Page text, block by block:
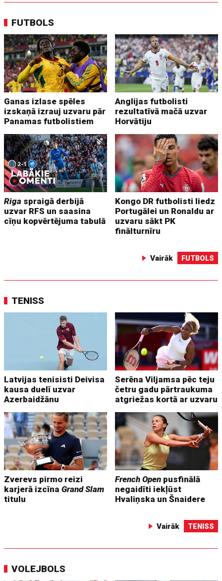
FUTBOLS
Ganas izlase spēles
izskaņā izrauj uzvaru pār
Panamas futbolistiem
Anglijas futbolisti
rezultatīvā mačā uzvar
Horvātiju
Riga spraigā derbijā
uzvar RFS un saasina
cīņu kopvērtējuma tabulā
Kongo DR futbolisti liedz
Portugālei un Ronaldu ar
uzvaru sākt PK
finālturnīru
Vairāk FUTBOLS
TENISS
Latvijas tenisisti Deivisa
kausa duelī uzvar
Azerbaidžānu
Serēna Viljamsa pēc teju
četru gadu pārtraukuma
atgriežas kortā ar uzvaru
Zverevs pirmo reizi
karjerā izcīnaGrand Slam
titulu
French Open pusfinālā
negaidīti iekļūst
Hvaliņska un Šnaidere
Vairāk TENISS
VOLEJBOLS